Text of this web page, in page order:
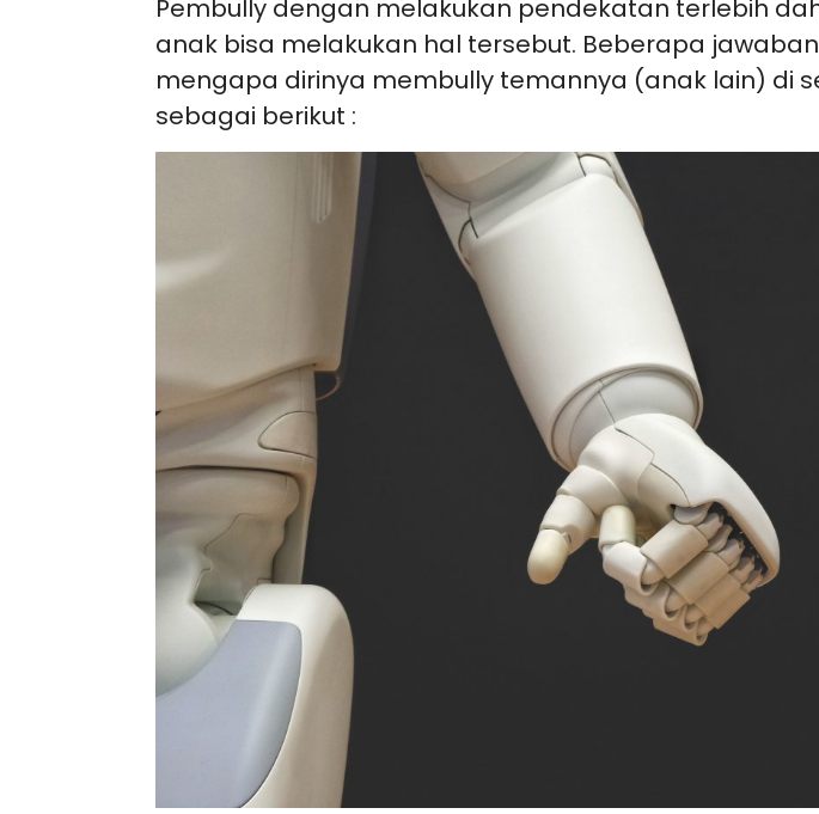
Pembully dengan melakukan pendekatan terlebih
anak bisa melakukan hal tersebut. Beberapa
mengapa dirinya membully temannya (anak lain) di
sebagai berikut :